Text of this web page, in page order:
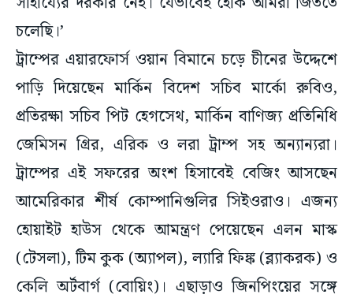
চলেছি।’
ট্রাম্পের এয়ারফোর্স ওয়ান বিমানে চড়ে চীনের উদ্দেশে
পাড়ি দিয়েছেন মার্কিন বিদেশ সচিব মার্কো রুবিও,
প্রতিরক্ষা সচিব পিট হেগসেথ, মার্কিন বাণিজ্য প্রতিনিধি
জেমিসন গ্রির, এরিক ও লরা ট্রাম্প সহ অন্যান্যরা।
ট্রাম্পের এই সফরের অংশ হিসাবেই বেজিং আসছেন
আমেরিকার শীর্ষ কোম্পানিগুলির সিইওরাও। এজন্য
হোয়াইট হাউস থেকে আমন্ত্রণ পেয়েছেন এলন মাস্ক
(টেসলা), টিম কুক (অ্যাপল), ল্যারি ফিঙ্ক (ব্ল্যাকরক) ও
কেলি অর্টবার্গ (বোয়িং)। এছাড়াও জিনপিংয়ের সঙ্গে